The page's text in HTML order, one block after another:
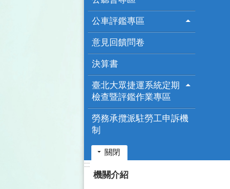
公車評鑑專區
意見回饋問卷
決算書
臺北大眾捷運系統定期
檢查暨評鑑作業專區
勞務承攬派駐勞工申訴機
制
關閉
:::
機關介紹